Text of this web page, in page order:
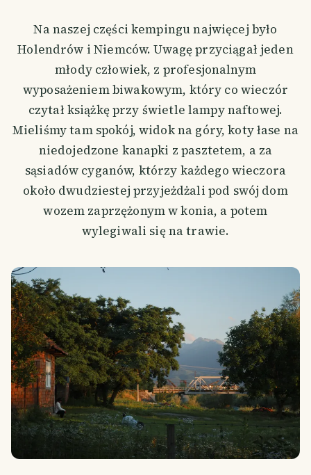
Na naszej części kempingu najwięcej było
Holendrów i Niemców. Uwagę przyciągał jeden
młody człowiek, z profesjonalnym
wyposażeniem biwakowym, który co wieczór
czytał książkę przy świetle lampy naftowej.
Mieliśmy tam spokój, widok na góry, koty łase na
niedojedzone kanapki z pasztetem, a za
sąsiadów cyganów, którzy każdego wieczora
około dwudziestej przyjeżdżali pod swój dom
wozem zaprzężonym w konia, a potem
wylegiwali się na trawie.